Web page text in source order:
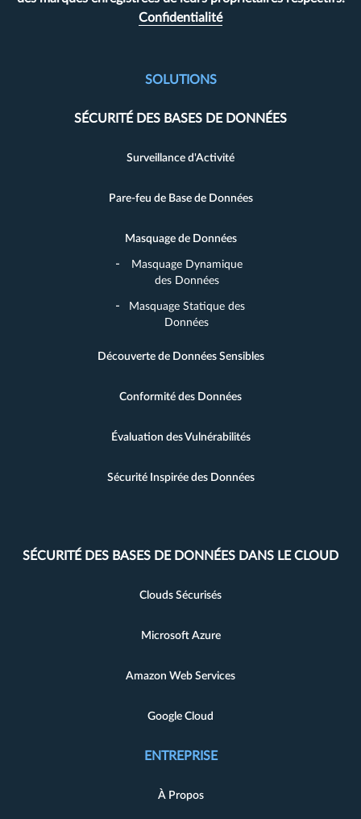
Confidentialité
SOLUTIONS
SÉCURITÉ DES BASES DE DONNÉES
Surveillance d'Activité
Pare-feu de Base de Données
Masquage de Données
Masquage Dynamique
des Données
Masquage Statique des
Données
Découverte de Données Sensibles
Conformité des Données
Évaluation des Vulnérabilités
Sécurité Inspirée des Données
SÉCURITÉ DES BASES DE DONNÉES DANS LE CLOUD
Clouds Sécurisés
Microsoft Azure
Amazon Web Services
Google Cloud
ENTREPRISE
À Propos